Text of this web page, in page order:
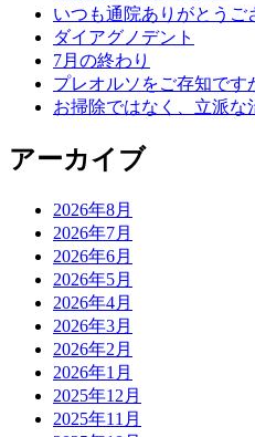
いつも通院ありがとうご
ダイアグノデント
7月の終わり
プレオルソをご存知です
お掃除ではなく、立派な
アーカイブ
2026年8月
2026年7月
2026年6月
2026年5月
2026年4月
2026年3月
2026年2月
2026年1月
2025年12月
2025年11月